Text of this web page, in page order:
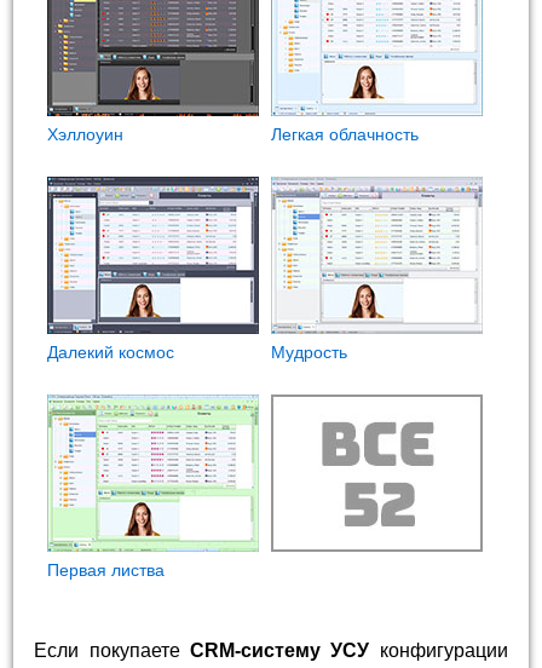
Хэллоуин Легкая облачность
Далекий космос Мудрость
Первая листва
Если покупаете CRM-систему УСУ конфигурации